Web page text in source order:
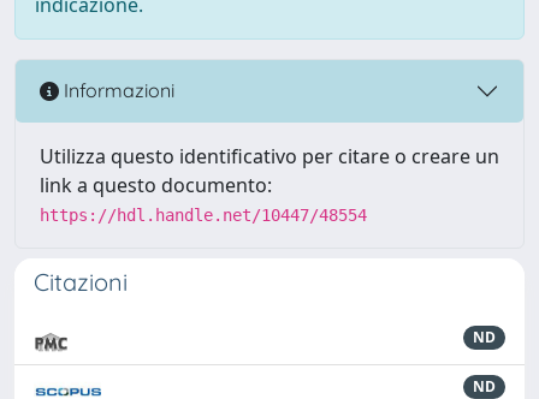
Informazioni
Utilizza questo identificativo per citare o creare un
link a questo documento:
https://hdl.handle.net/10447/48554
Citazioni
ND
ND